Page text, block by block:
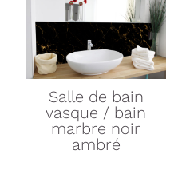
Salle de bain
vasque / bain
marbre noir
ambré